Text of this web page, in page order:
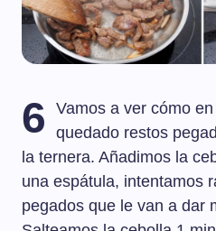
6
Vamos a ver cómo
quedado restos
la ternera. Añadimos la
una espátula, intentamos
pegados que le van a dar